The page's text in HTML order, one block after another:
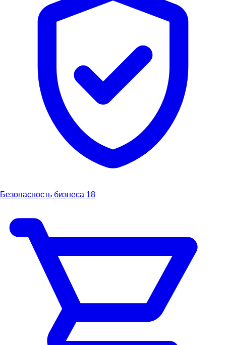
Безопасность бизнеса 18